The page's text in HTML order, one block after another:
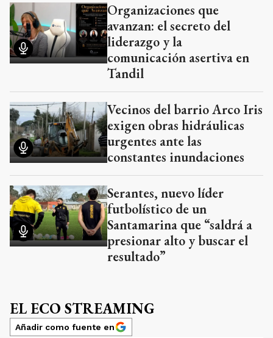
Organizaciones que
avanzan: el secreto del
liderazgo y la
comunicación asertiva en
Tandil
Vecinos del barrio Arco Iris
exigen obras hidráulicas
urgentes ante las
constantes inundaciones
Serantes, nuevo líder
futbolístico de un
Santamarina que “saldrá a
presionar alto y buscar el
resultado”
EL ECO STREAMING
Añadir como fuente en